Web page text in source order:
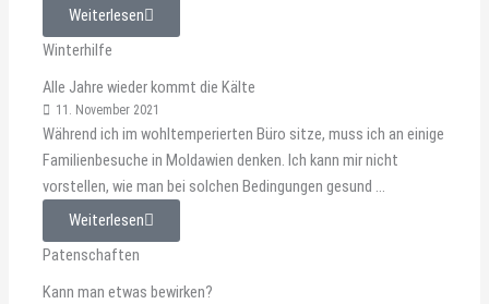
Weiterlesen
Winterhilfe
Alle Jahre wieder kommt die Kälte
11. November 2021
Während ich im wohltemperierten Büro sitze, muss ich an einige
Familienbesuche in Moldawien denken. Ich kann mir nicht
vorstellen, wie man bei solchen Bedingungen gesund ...
Weiterlesen
Patenschaften
Kann man etwas bewirken?